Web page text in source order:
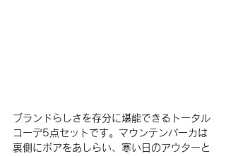
ブランドらしさを存分に堪能できるトータル
コーデ5点セットです。マウンテンパーカは
裏側にボアをあしらい、寒い日のアウターと